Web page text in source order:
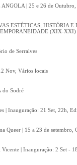
| 25 e 26 de
ESTÉTICAS, HISTÓRIA
(XIX-XXI)
de Serralves
Nov, Vários locais
do Sodré
| Inauguração: 21 Set, 22h,
Queer | 15 a 23 de setembro,
| Inauguração: 2 Set -